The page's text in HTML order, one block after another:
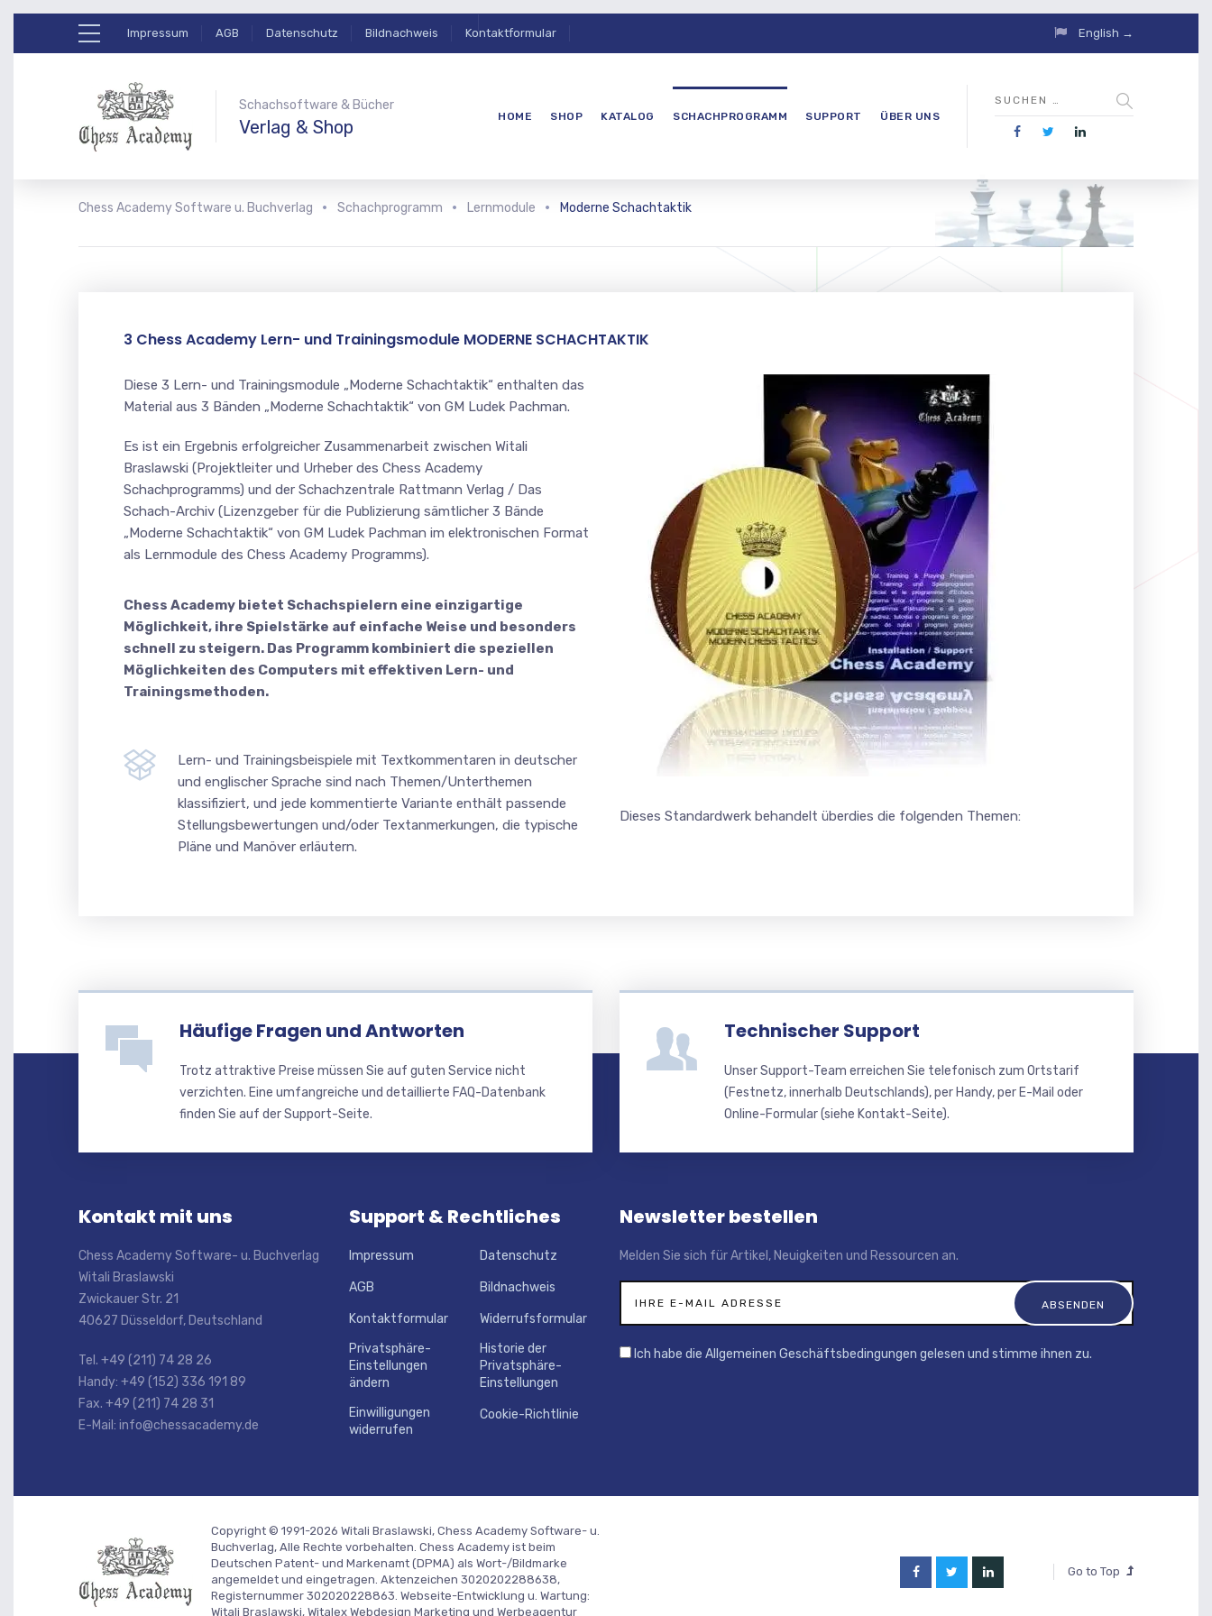
Impressum AGB Datenschutz Bildnachweis Kontaktformular English →
Schachsoftware & Bücher
Verlag & Shop HOME SHOP KATALOG SCHACHPROGRAMM SUPPORT ÜBER UNS
Chess Academy Software u. Buchverlag Schachprogramm Lernmodule Moderne Schachtaktik
3 Chess Academy Lern- und Trainingsmodule MODERNE SCHACHTAKTIK
Diese 3 Lern- und Trainingsmodule „Moderne Schachtaktik“ enthalten das
Material aus 3 Bänden „Moderne Schachtaktik“ von GM Ludek Pachman.
Es ist ein Ergebnis erfolgreicher Zusammenarbeit zwischen Witali
Braslawski (Projektleiter und Urheber des Chess Academy
Schachprogramms) und der Schachzentrale Rattmann Verlag / Das
Schach-Archiv (Lizenzgeber für die Publizierung sämtlicher 3 Bände
„Moderne Schachtaktik“ von GM Ludek Pachman im elektronischen Format
als Lernmodule des Chess Academy Programms).
Chess Academy bietet Schachspielern eine einzigartige
Möglichkeit, ihre Spielstärke auf einfache Weise und besonders
schnell zu steigern. Das Programm kombiniert die speziellen
Möglichkeiten des Computers mit effektiven Lern- und
Trainingsmethoden.
Lern- und Trainingsbeispiele mit Textkommentaren in deutscher
und englischer Sprache sind nach Themen/Unterthemen
klassifiziert, und jede kommentierte Variante enthält passende
Stellungsbewertungen und/oder Textanmerkungen, die typische
Pläne und Manöver erläutern.
Dieses Standardwerk behandelt überdies die folgenden Themen:
Häufige Fragen und Antworten
Trotz attraktive Preise müssen Sie auf guten Service nicht
verzichten. Eine umfangreiche und detaillierte FAQ-Datenbank
finden Sie auf der Support-Seite.
Technischer Support
Unser Support-Team erreichen Sie telefonisch zum Ortstarif
(Festnetz, innerhalb Deutschlands), per Handy, per E-Mail oder
Online-Formular (siehe Kontakt-Seite).
Kontakt mit uns
Chess Academy Software- u. Buchverlag
Witali Braslawski
Zwickauer Str. 21
40627 Düsseldorf, Deutschland
Tel. +49 (211) 74 28 26
Handy: +49 (152) 336 191 89
Fax. +49 (211) 74 28 31
E-Mail: info@chessacademy.de
Support & Rechtliches
Impressum Datenschutz
AGB Bildnachweis
Kontaktformular
Widerrufsformular
Privatsphäre-
Einstellungen
ändern
Historie der
Privatsphäre-
Einstellungen
Einwilligungen
widerrufen
Cookie-Richtlinie
Newsletter bestellen
Melden Sie sich für Artikel, Neuigkeiten und Ressourcen an.
Ich habe die Allgemeinen Geschäftsbedingungen gelesen und stimme ihnen zu.
Copyright © 1991-2026 Witali Braslawski, Chess Academy Software- u.
Buchverlag, Alle Rechte vorbehalten. Chess Academy ist beim
Deutschen Patent- und Markenamt (DPMA) als Wort-/Bildmarke
angemeldet und eingetragen. Aktenzeichen 3020202288638,
Registernummer 302020228863. Webseite-Entwicklung u. Wartung:
Witali Braslawski, Witalex Webdesign Marketing und Werbeagentur
Go to Top